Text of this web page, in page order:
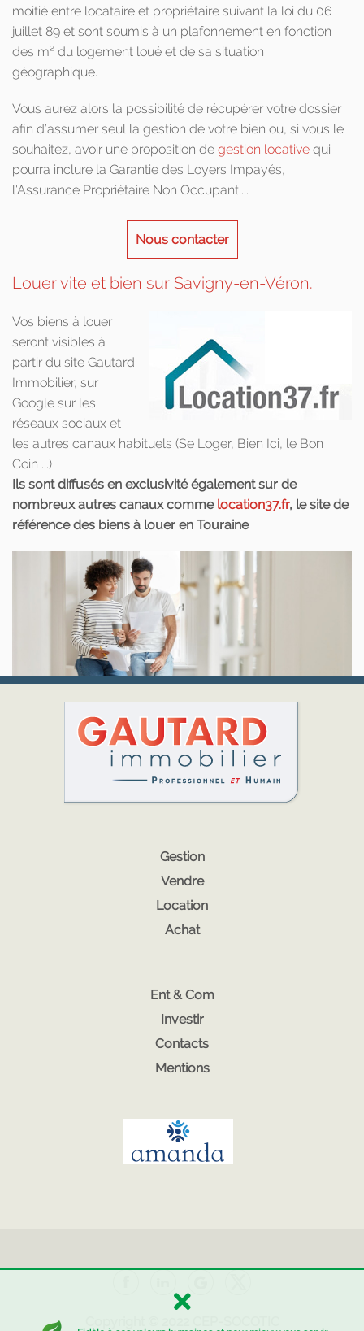
moitié entre locataire et propriétaire suivant la loi du 06
juillet 89 et sont soumis à un plafonnement en fonction
des m² du logement loué et de sa situation
géographique.
Vous aurez alors la possibilité de récupérer votre dossier
afin d’assumer seul la gestion de votre bien ou, si vous le
souhaitez, avoir une proposition de gestion locative qui
pourra inclure la Garantie des Loyers Impayés,
l'Assurance Propriétaire Non Occupant....
Nous contacter
Louer vite et bien sur Savigny-en-Véron.
Vos biens à louer
seront visibles à
partir du site Gautard
Immobilier, sur
Google sur les
réseaux sociaux et
les autres canaux habituels (Se Loger, Bien Ici, le Bon
Coin ...)
Ils sont diffusés en exclusivité également sur de
nombreux autres canaux comme location37.fr, le site de
référence des biens à louer en Touraine
Gestion
Vendre
Location
Achat
Ent & Com
Investir
Contacts
Mentions